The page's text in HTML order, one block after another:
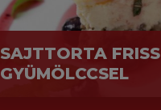
SAJTTORTA FRISS
GYÜMÖLCCSEL